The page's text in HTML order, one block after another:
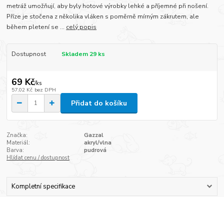
metráž umožňují, aby byly hotové výrobky lehké a příjemné při nošení.
Příze je stočena z několika vláken s poměrně mírným zákrutem, ale
během pletení se ... celý popis
Dostupnost Skladem 29 ks
69 Kč/ks
57,02 Kč bez DPH
Přidat do košíku
Značka:
Gazzal
Materiál:
akryl/vlna
Barva:
pudrová
Hlídat cenu / dostupnost
Kompletní specifikace